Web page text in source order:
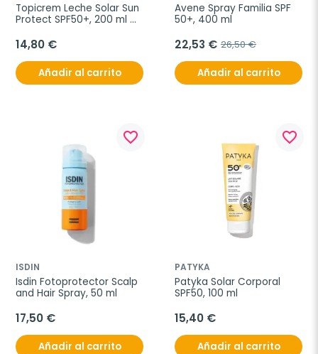
Topicrem Leche Solar Sun
Protect SPF50+, 200 ml
14,80 €
Añadir al carrito
Avene Spray Familia SPF
50+, 400 ml
22,53 € 26,50 €
Añadir al carrito
favorite_border
ISDIN
Isdin Fotoprotector Scalp
and Hair Spray, 50 ml
17,50 €
Añadir al carrito
favorite_border
PATYKA
Patyka Solar Corporal
SPF50, 100 ml
15,40 €
Añadir al carrito